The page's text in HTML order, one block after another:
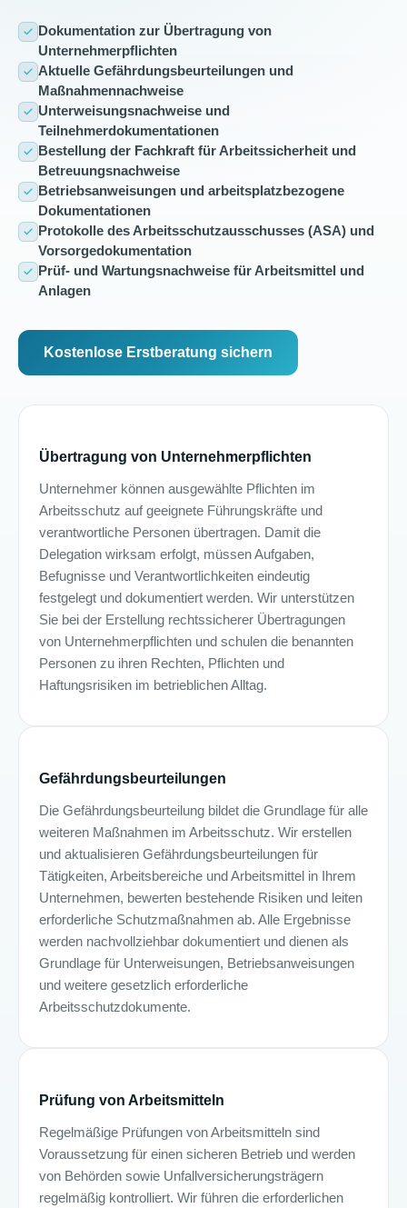
Dokumentation zur Übertragung von
Unternehmerpflichten
Aktuelle Gefährdungsbeurteilungen und
Maßnahmennachweise
Unterweisungsnachweise und
Teilnehmerdokumentationen
Bestellung der Fachkraft für Arbeitssicherheit und
Betreuungsnachweise
Betriebsanweisungen und arbeitsplatzbezogene
Dokumentationen
Protokolle des Arbeitsschutzausschusses (ASA) und
Vorsorgedokumentation
Prüf- und Wartungsnachweise für Arbeitsmittel und
Anlagen
Kostenlose Erstberatung sichern
Übertragung von Unternehmerpflichten
Unternehmer können ausgewählte Pflichten im
Arbeitsschutz auf geeignete Führungskräfte und
verantwortliche Personen übertragen. Damit die
Delegation wirksam erfolgt, müssen Aufgaben,
Befugnisse und Verantwortlichkeiten eindeutig
festgelegt und dokumentiert werden. Wir unterstützen
Sie bei der Erstellung rechtssicherer Übertragungen
von Unternehmerpflichten und schulen die benannten
Personen zu ihren Rechten, Pflichten und
Haftungsrisiken im betrieblichen Alltag.
Gefährdungsbeurteilungen
Die Gefährdungsbeurteilung bildet die Grundlage für alle
weiteren Maßnahmen im Arbeitsschutz. Wir erstellen
und aktualisieren Gefährdungsbeurteilungen für
Tätigkeiten, Arbeitsbereiche und Arbeitsmittel in Ihrem
Unternehmen, bewerten bestehende Risiken und leiten
erforderliche Schutzmaßnahmen ab. Alle Ergebnisse
werden nachvollziehbar dokumentiert und dienen als
Grundlage für Unterweisungen, Betriebsanweisungen
und weitere gesetzlich erforderliche
Arbeitsschutzdokumente.
Prüfung von Arbeitsmitteln
Regelmäßige Prüfungen von Arbeitsmitteln sind
Voraussetzung für einen sicheren Betrieb und werden
von Behörden sowie Unfallversicherungsträgern
regelmäßig kontrolliert. Wir führen die erforderlichen